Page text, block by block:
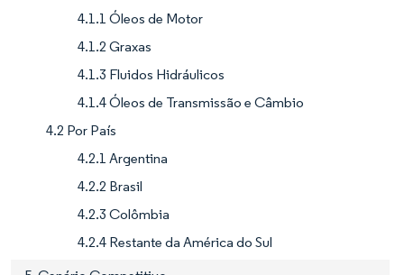
4.1.1 Óleos de Motor
4.1.2 Graxas
4.1.3 Fluidos Hidráulicos
4.1.4 Óleos de Transmissão e Câmbio
4.2 Por País
4.2.1 Argentina
4.2.2 Brasil
4.2.3 Colômbia
4.2.4 Restante da América do Sul